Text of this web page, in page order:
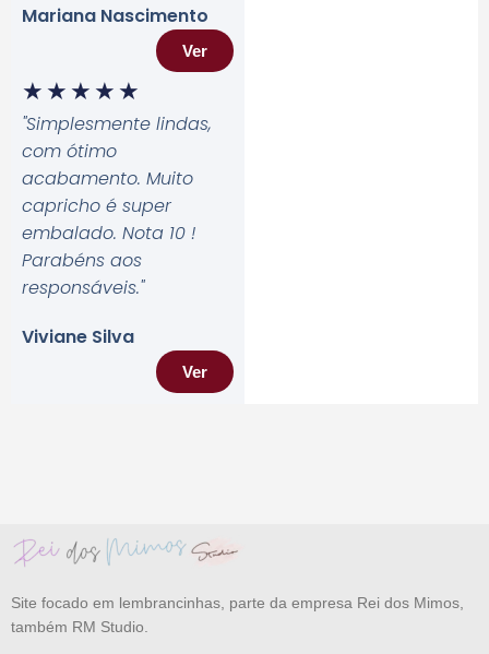
Mariana Nascimento
Ver
★ ★ ★ ★ ★
"Simplesmente lindas,
com ótimo
acabamento. Muito
capricho é super
embalado. Nota 10 !
Parabéns aos
responsáveis."
Viviane Silva
Ver
Site focado em lembrancinhas, parte da empresa Rei dos Mimos,
também RM Studio.